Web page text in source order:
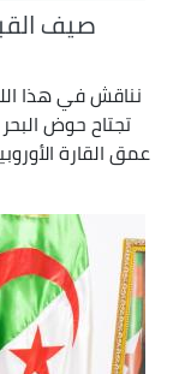
صيف
نناقش في هذا
تجتاح حوض
عمق القارة